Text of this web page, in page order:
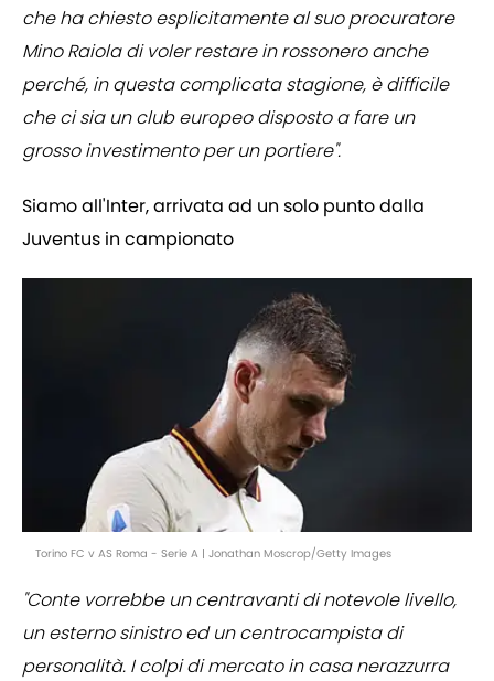
che ha chiesto esplicitamente al suo procuratore
Mino Raiola di voler restare in rossonero anche
perché, in questa complicata stagione, è difficile
che ci sia un club europeo disposto a fare un
grosso investimento per un portiere".
Siamo all'Inter, arrivata ad un solo punto dalla
Juventus in campionato
Torino FC v AS Roma - Serie A | Jonathan Moscrop/Getty Images
"Conte vorrebbe un centravanti di notevole livello,
un esterno sinistro ed un centrocampista di
personalità. I colpi di mercato in casa nerazzurra